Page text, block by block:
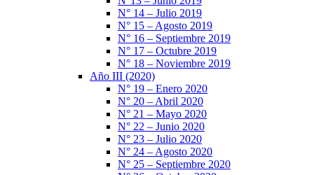
N° 14 – Julio 2019
N° 15 – Agosto 2019
N° 16 – Septiembre 2019
N° 17 – Octubre 2019
N° 18 – Noviembre 2019
Año III (2020)
N° 19 – Enero 2020
N° 20 – Abril 2020
N° 21 – Mayo 2020
N° 22 – Junio 2020
N° 23 – Julio 2020
N° 24 – Agosto 2020
N° 25 – Septiembre 2020